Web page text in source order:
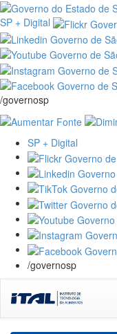
SP + Digital
/governosp
SP + Digital
/governosp
navigation